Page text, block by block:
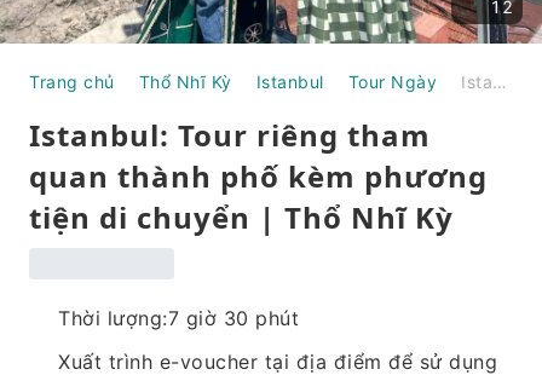
12
Trang chủ Thổ Nhĩ Kỳ Istanbul Tour Ngày Istanbul: Tour riêng tham quan thành phố kèm phương tiện di chuyển | Thổ Nhĩ Kỳ
Istanbul: Tour riêng tham
quan thành phố kèm phương
tiện di chuyển | Thổ Nhĩ Kỳ
Thời lượng:7 giờ 30 phút
Xuất trình e-voucher tại địa điểm để sử dụng